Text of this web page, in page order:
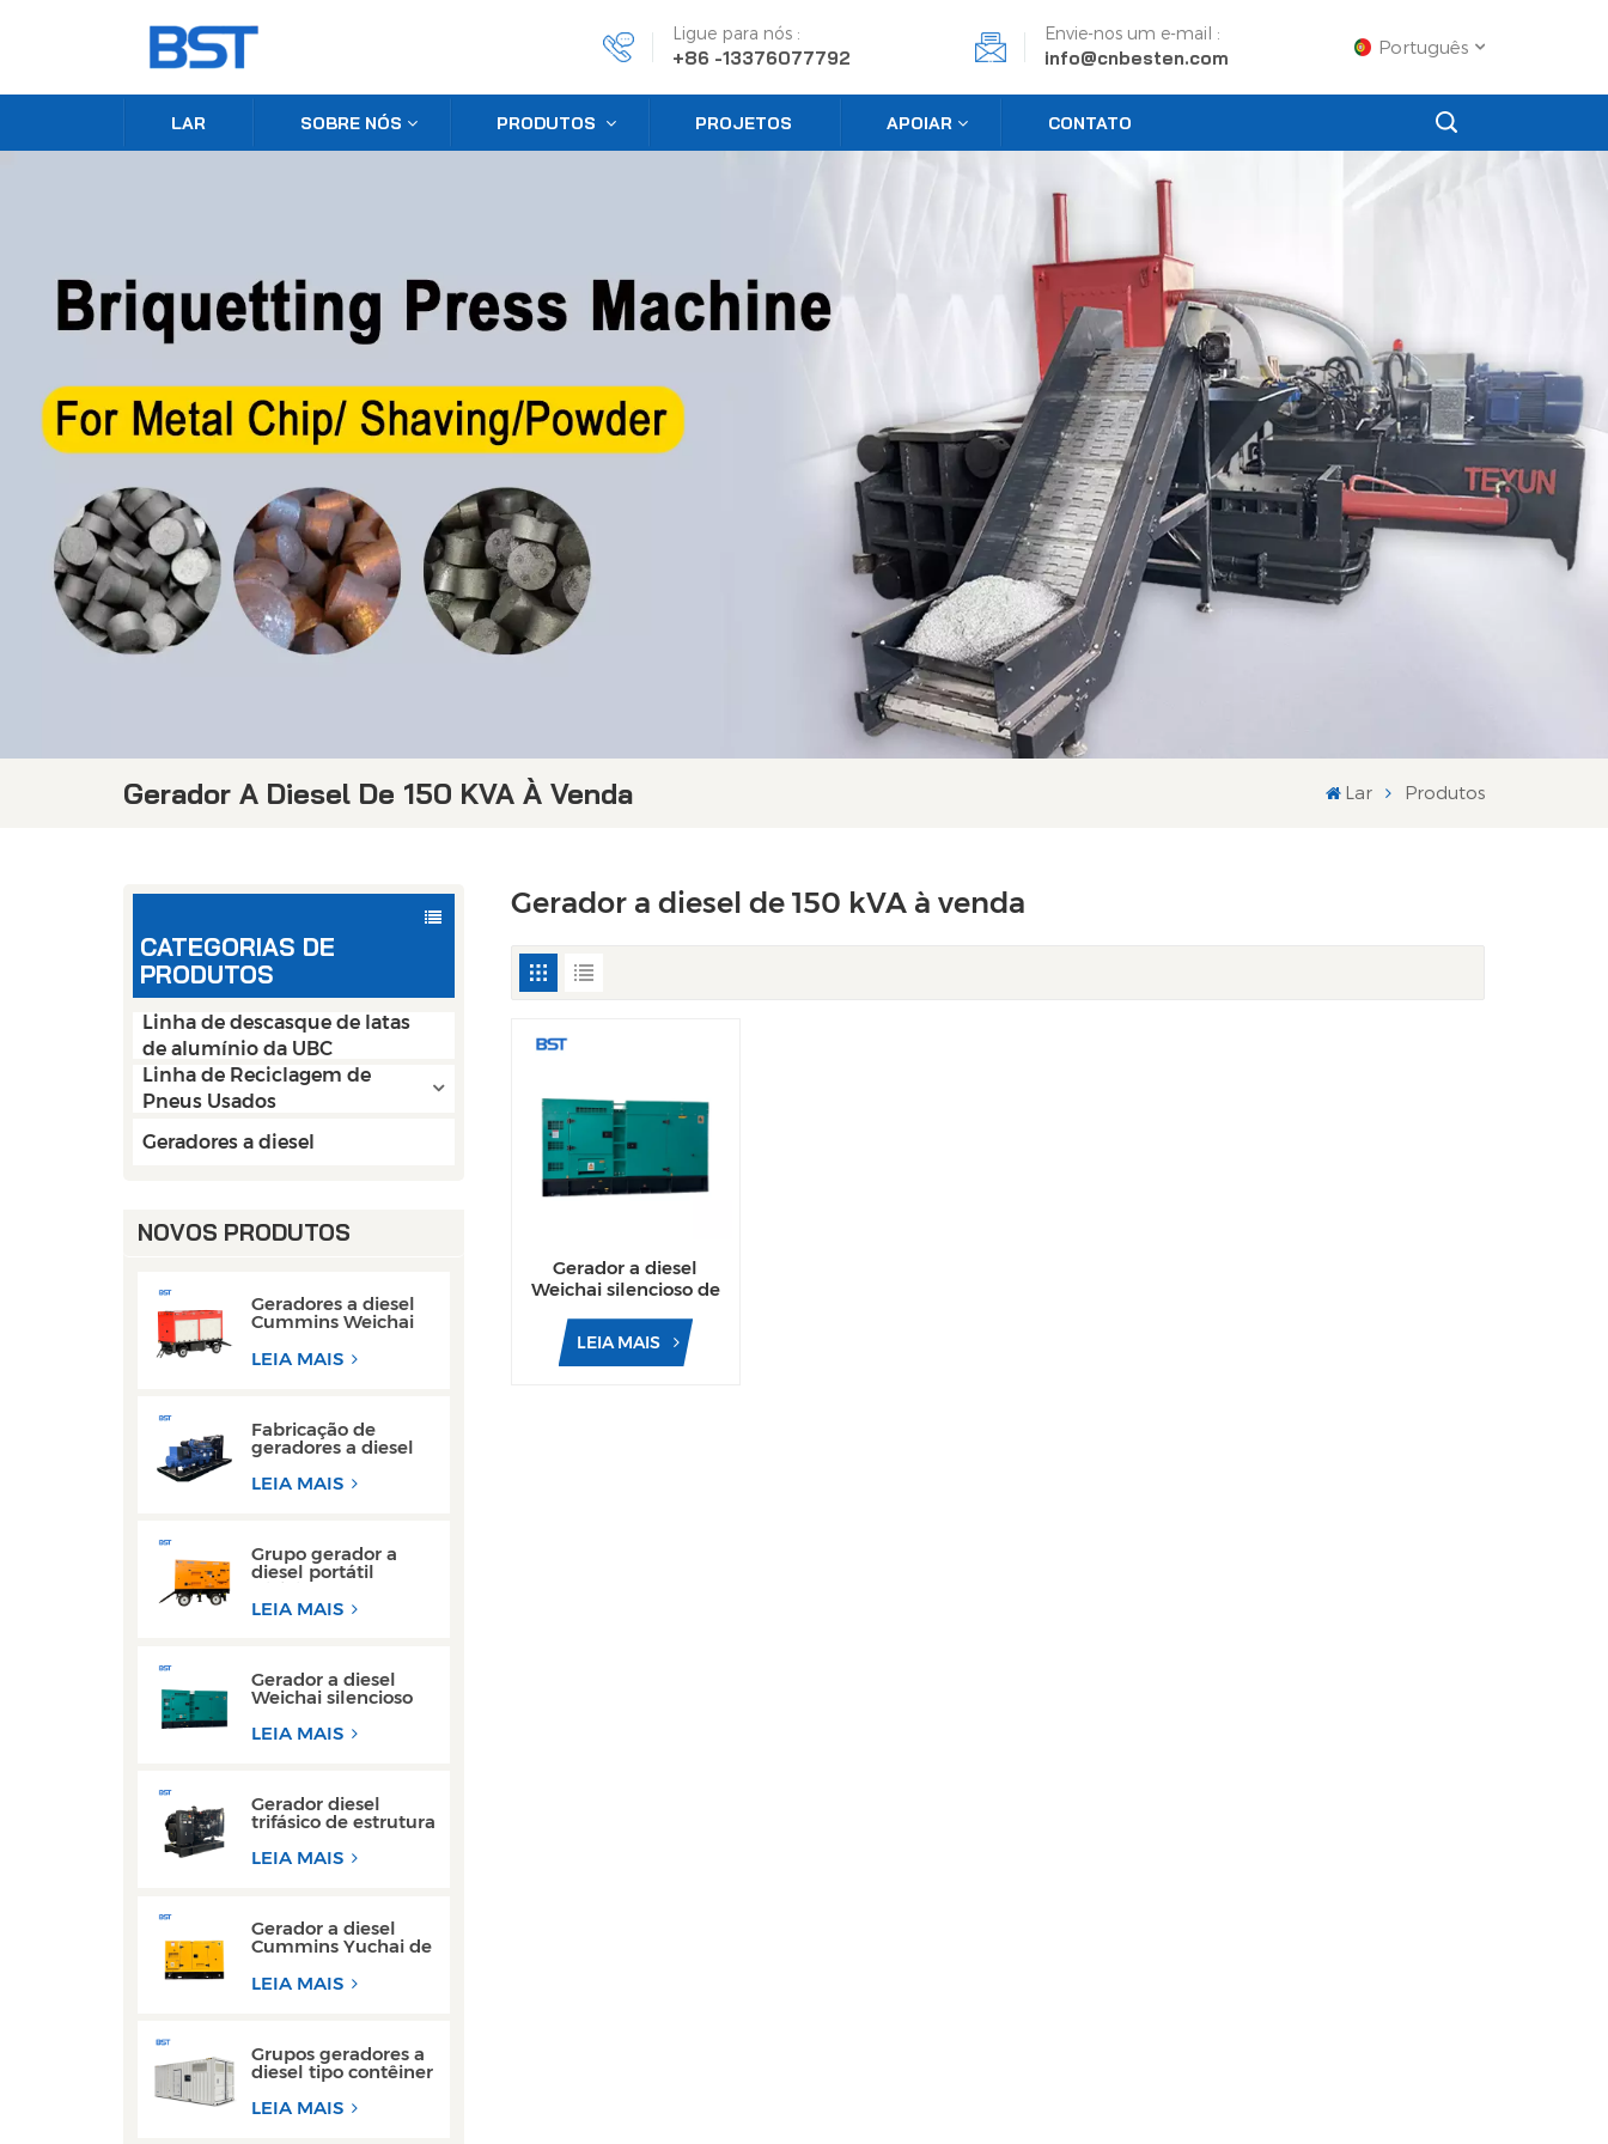
Ligue para nós :
+86 -13376077792
Envie-nos um e-mail :
info@cnbesten.com
Português
English
Español
Português
عربي
日语
LAR SOBRE NÓS PRODUTOS PROJETOS APOIAR CONTATO
Gerador A Diesel De 150 KVA À Venda Lar Produtos
CATEGORIAS DE
PRODUTOS
Linha de descasque de latas
de alumínio da UBC
Linha de Reciclagem de
Pneus Usados
Geradores a diesel
NOVOS PRODUTOS
Geradores a diesel
Cummins Weichai
CA monofásicos
LEIA MAIS
Fabricação de
geradores a diesel
com motor Weichai
de 300 kW de
LEIA MAIS
Grupo gerador a
diesel portátil
trifásico super
silencioso tipo
LEIA MAIS
Gerador a diesel
Weichai silencioso
150 kVA e 200 kVA
LEIA MAIS
Gerador diesel
trifásico de estrutura
desempenho com
LEIA MAIS
Gerador a diesel
Cummins Yuchai de
ultra silencioso para
LEIA MAIS
Grupos geradores a
diesel tipo contêiner
de 300 kW e 350
kVA mais vendidos
LEIA MAIS
Gerador a diesel de 150 kVA à venda
Gerador a diesel
Weichai silencioso de
kVA e 200 kVA para
uso industrial
LEIA MAIS